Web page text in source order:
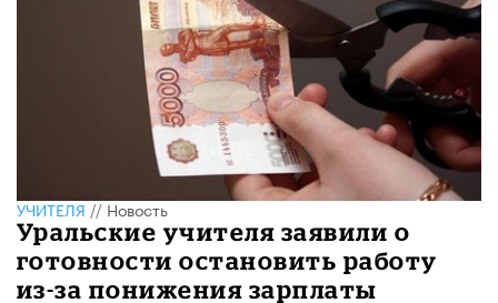
УЧИТЕЛЯ//Новость
Уральские учителя заявили о
готовности остановить работу
из-за понижения зарплаты